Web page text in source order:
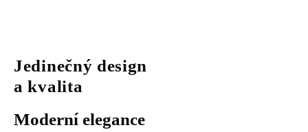
Jedinečný design
a kvalita
Moderní elegance